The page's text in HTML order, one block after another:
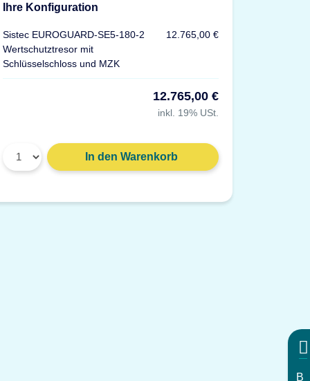
Material: Kunststoff, grau
Ihre Konfiguration
Sistec EUROGUARD-SE5-180-2
Wertschutztresor mit
Schlüsselschloss und MZK
12.765,00 €
12.765,00 €
inkl. 19% USt.
In den Warenkorb